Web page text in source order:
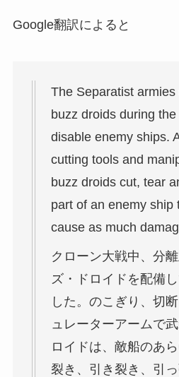
Google翻訳によると
The Separatist
buzz droids during
disable enemy ships.
cutting tools and
buzz droids cut, tear
part of an enemy ship
cause as much
クローン大戦中、分
ズ・ドロイドを配備
した。のこぎり、切
ュレーターアームで
ロイドは、敵船のあ
裂き、引き裂き、引